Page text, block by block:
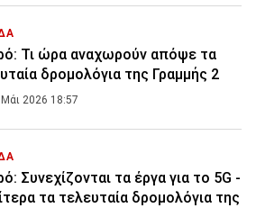
Τι ώρα αναχωρούν απόψε τα
δρομολόγια της Γραμμής 2
2026 18:57
Συνεχίζονται τα έργα για το 5G -
τα τελευταία δρομολόγια της